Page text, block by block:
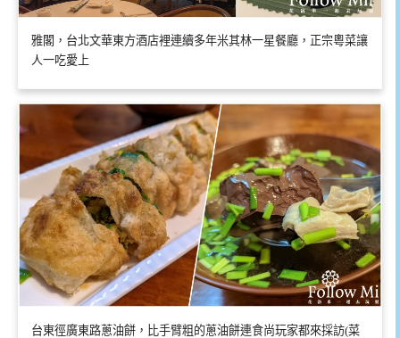
雅閣，台北文華東方酒店裡連續多年米其林一星餐廳，正宗粵菜讓
人一吃愛上
台東徑廣東路蔥油餅，比手臂粗的蔥油餅連食尚玩家都來採訪(菜